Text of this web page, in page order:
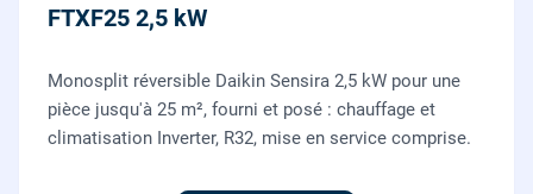
FTXF25 2,5 kW
Monosplit réversible Daikin Sensira 2,5 kW pour une
pièce jusqu'à 25 m², fourni et posé : chauffage et
climatisation Inverter, R32, mise en service comprise.